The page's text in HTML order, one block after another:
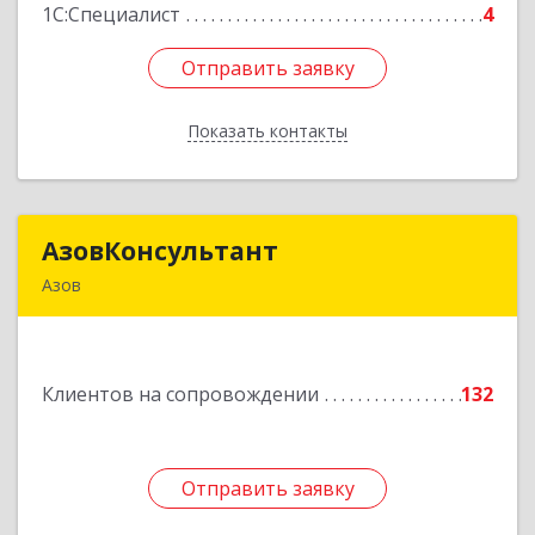
1С:Специалист
4
Отправить заявку
Показать контакты
Отправить заявку
Назад
АзовКонсультант
Азов
Клиентов на сопровождении 132
Отправить заявку
АзовКонсультант
Подробнее
Отправить заявку